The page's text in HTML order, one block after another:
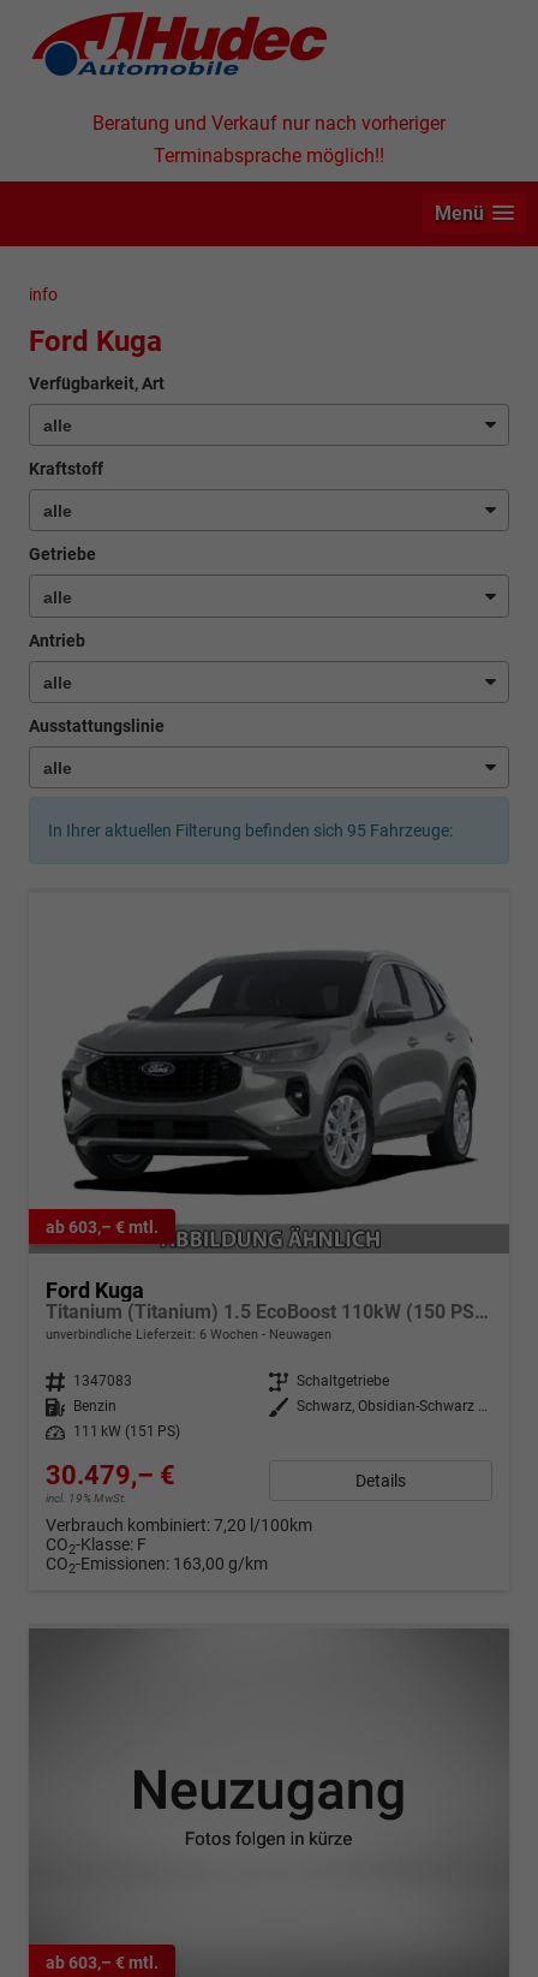
Beratung und Verkauf nur nach vorheriger
Terminabsprache möglich!!
Menü
info
Ford Kuga
Verfügbarkeit, Art
Kraftstoff
Getriebe
Antrieb
Ausstattungslinie
In Ihrer aktuellen Filterung befinden sich 95 Fahrzeuge:
ab 603,– € mtl.
Ford Kuga
Titanium (Titanium) 1.5 EcoBoost 110kW (150 PS) 6-Gang Schaltgetriebe
unverbindliche Lieferzeit: 6 Wochen Neuwagen
Fahrzeugnr. 1347083 Getriebe Schaltgetriebe
Kraftstoff
Benzin Außenfarbe
Schwarz, Obsidian-Schwarz Metallic (PN4GM0)
Leistung
111 kW (151 PS)
30.479,– €
incl. 19% MwSt.
Details
Verbrauch kombiniert:7,20 l/100km
CO2-Klasse: F
CO2-Emissionen: 163,00 g/km
ab 603,– € mtl.